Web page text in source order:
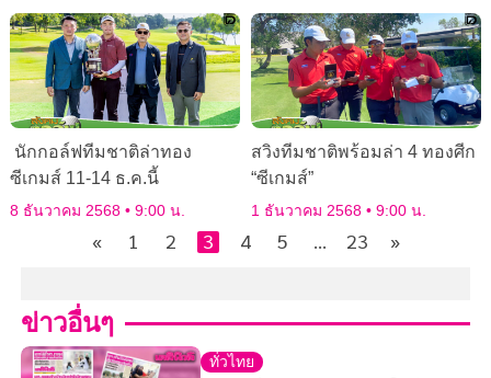
นักกอล์ฟทีมชาติล่าทอง
ซีเกมส์ 11-14 ธ.ค.นี้
8 ธันวาคม 2568 9:00 น.
สวิงทีมชาติพร้อมล่า 4 ทองศีก
“ซีเกมส์”
1 ธันวาคม 2568 9:00 น.
« 1 2 3 4 5 … 23 »
ข่าวอื่นๆ
ทั่วไทย